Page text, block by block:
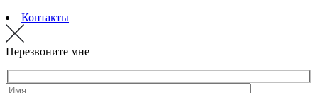
Контакты
Перезвоните мне